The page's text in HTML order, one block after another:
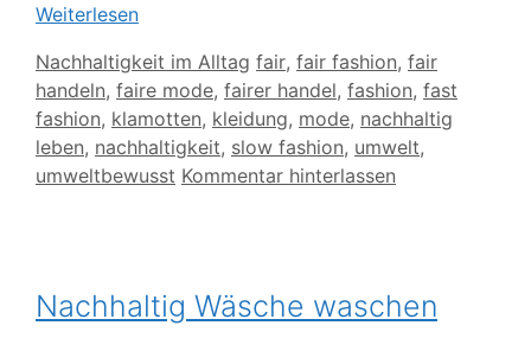
Weiterlesen
Kategorien
Nachhaltigkeit im Alltag Schlagwörter
fair, fair fashion, fair
handeln, faire mode, fairer handel, fashion, fast
fashion, klamotten, kleidung, mode, nachhaltig
leben, nachhaltigkeit, slow fashion, umwelt,
umweltbewusst Kommentar hinterlassen
Nachhaltig Wäsche waschen